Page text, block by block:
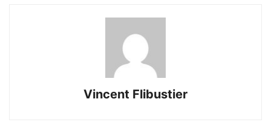
Vincent Flibustier